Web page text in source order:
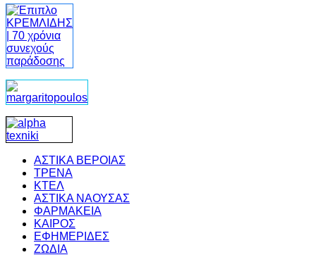
ΑΣΤΙΚΑ ΒΕΡΟΙΑΣ
ΤΡΕΝΑ
ΚΤΕΛ
ΑΣΤΙΚΑ ΝΑΟΥΣΑΣ
ΦΑΡΜΑΚΕΙΑ
ΚΑΙΡΟΣ
ΕΦΗΜΕΡΙΔΕΣ
ΖΩΔΙΑ